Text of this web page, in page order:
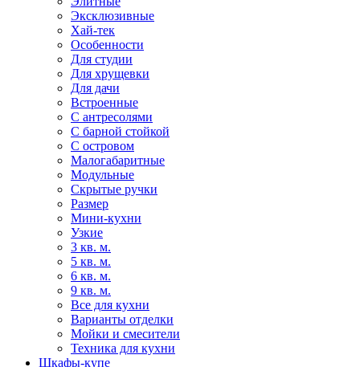
Эксклюзивные
Хай-тек
Особенности
Для студии
Для хрущевки
Для дачи
Встроенные
С антресолями
С барной стойкой
С островом
Малогабаритные
Модульные
Скрытые ручки
Размер
Мини-кухни
Узкие
3 кв. м.
5 кв. м.
6 кв. м.
9 кв. м.
Все для кухни
Варианты отделки
Мойки и смесители
Техника для кухни
Шкафы-купе